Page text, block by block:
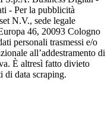
- Per la pubblicità
N.V., sede legale
46, 20093 Cologno
personali trasmessi e/o
all’addestramento di
È altresì fatto divieto
di data scraping.